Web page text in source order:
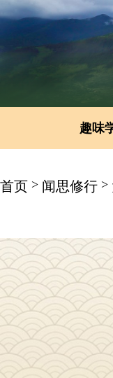
趣味
首页 > 闻思修行 >